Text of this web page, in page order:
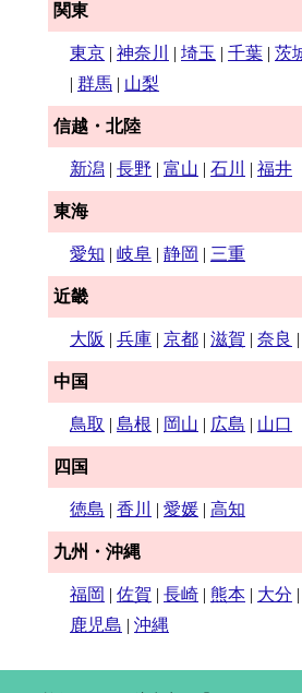
関東
東京 | 神奈川 | 埼玉 | 千葉 | 茨
| 群馬 | 山梨
信越・北陸
新潟 | 長野 | 富山 | 石川 | 福井
東海
愛知 | 岐阜 | 静岡 | 三重
近畿
大阪 | 兵庫 | 京都 | 滋賀 | 奈良 |
中国
鳥取 | 島根 | 岡山 | 広島 | 山口
四国
徳島 | 香川 | 愛媛 | 高知
九州・沖縄
福岡 | 佐賀 | 長崎 | 熊本 | 大分 |
鹿児島 | 沖縄